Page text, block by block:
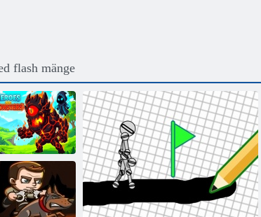
flash mänge
Kangelased vs
koletised